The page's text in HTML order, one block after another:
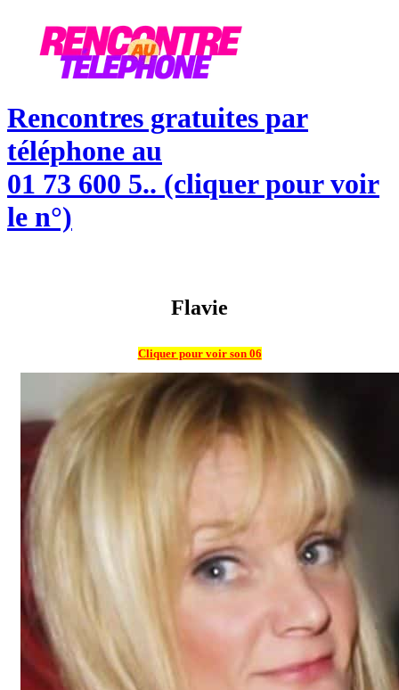
Rencontres gratuites par
téléphone au
01 73 600 5.. (cliquer pour voir
le n°)
Flavie
Cliquer pour voir son 06